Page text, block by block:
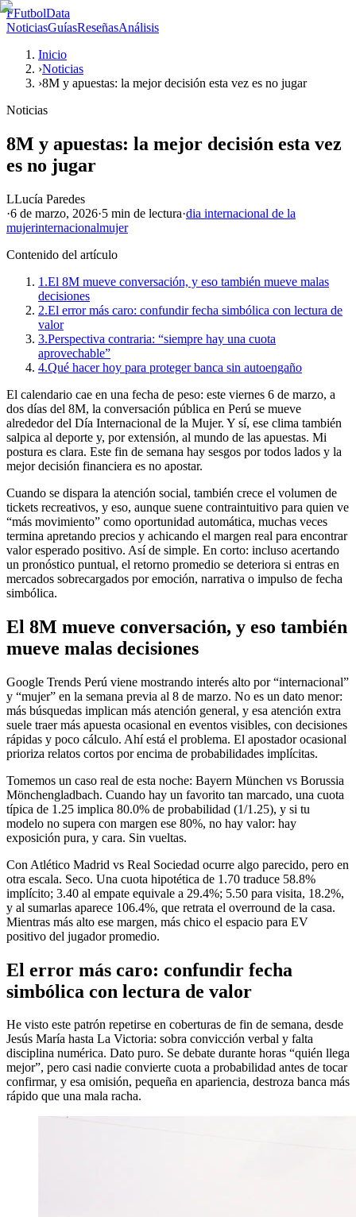
FFutbolData
NoticiasGuíasReseñasAnálisis
Inicio
›Noticias
›8M y apuestas: la mejor decisión esta vez es no jugar
Noticias
8M y apuestas: la mejor decisión esta vez
es no jugar
LLucía Paredes
·6 de marzo, 2026·5 min de lectura·dia internacional de la
mujerinternacionalmujer
Contenido del artículo
1.El 8M mueve conversación, y eso también mueve malas
decisiones
2.El error más caro: confundir fecha simbólica con lectura de
valor
3.Perspectiva contraria: “siempre hay una cuota
aprovechable”
4.Qué hacer hoy para proteger banca sin autoengaño
El calendario cae en una fecha de peso: este viernes 6 de marzo, a
dos días del 8M, la conversación pública en Perú se mueve
alrededor del Día Internacional de la Mujer. Y sí, ese clima también
salpica al deporte y, por extensión, al mundo de las apuestas. Mi
postura es clara. Este fin de semana hay sesgos por todos lados y la
mejor decisión financiera es no apostar.
Cuando se dispara la atención social, también crece el volumen de
tickets recreativos, y eso, aunque suene contraintuitivo para quien ve
“más movimiento” como oportunidad automática, muchas veces
termina apretando precios y achicando el margen real para encontrar
valor esperado positivo. Así de simple. En corto: incluso acertando
un pronóstico puntual, el retorno promedio se deteriora si entras en
mercados sobrecargados por emoción, narrativa o impulso de fecha
simbólica.
El 8M mueve conversación, y eso también
mueve malas decisiones
Google Trends Perú viene mostrando interés alto por “internacional”
y “mujer” en la semana previa al 8 de marzo. No es un dato menor:
más búsquedas implican más atención general, y esa atención extra
suele traer más apuesta ocasional en eventos visibles, con decisiones
rápidas y poco cálculo. Ahí está el problema. El apostador ocasional
prioriza relatos cortos por encima de probabilidades implícitas.
Tomemos un caso real de esta noche: Bayern München vs Borussia
Mönchengladbach. Cuando hay un favorito tan marcado, una cuota
típica de 1.25 implica 80.0% de probabilidad (1/1.25), y si tu
modelo no supera con margen ese 80%, no hay valor: hay
exposición pura, y cara. Sin vueltas.
Con Atlético Madrid vs Real Sociedad ocurre algo parecido, pero en
otra escala. Seco. Una cuota hipotética de 1.70 traduce 58.8%
implícito; 3.40 al empate equivale a 29.4%; 5.50 para visita, 18.2%,
y al sumarlas aparece 106.4%, que retrata el overround de la casa.
Mientras más alto ese margen, más chico el espacio para EV
positivo del jugador promedio.
El error más caro: confundir fecha
simbólica con lectura de valor
He visto este patrón repetirse en coberturas de fin de semana, desde
Jesús María hasta La Victoria: sobra convicción verbal y falta
disciplina numérica. Dato puro. Se debate durante horas “quién llega
mejor”, pero casi nadie convierte cuota a probabilidad antes de tocar
confirmar, y esa omisión, pequeña en apariencia, destroza banca más
rápido que una mala racha.